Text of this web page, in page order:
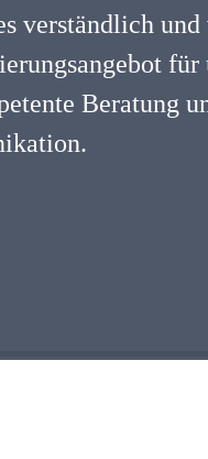
verständlich und
für
Beratung